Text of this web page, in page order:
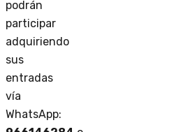
podrán
participar
adquiriendo
sus
entradas
vía
WhatsApp: